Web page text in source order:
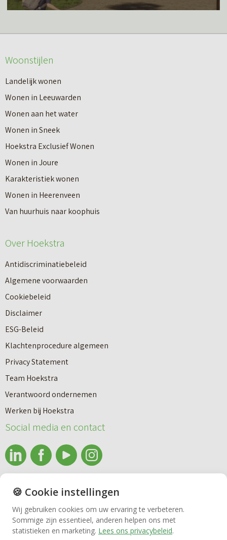
Nieuwbouw
Huren
Bedrijfsmakelaardij
Vastgoedbeheer
o
e
r
I
n
8
s
t
a
p
p
n
n
a
a
r
e
e
n
n
i
e
u
o
w
s
e
o
v
e
r
V
a
n
n
e
u
Woonstijlen
Landelijk wonen
Wonen in Leeuwarden
Wonen aan het water
Wonen in Sneek
Hoekstra Exclusief Wonen
Wonen in Joure
Karakteristiek wonen
Wonen in Heerenveen
Van huurhuis naar koophuis
Over Hoekstra
Antidiscriminatiebeleid
Algemene voorwaarden
Cookiebeleid
Disclaimer
ESG-Beleid
Klachtenprocedure algemeen
Privacy Statement
Team Hoekstra
Verantwoord ondernemen
Werken bij Hoekstra
Social media en contact
info@makelaardijhoekstra.nl
Alle contactgegevens
Bekijk de laatste nieuwsbrief van Makelaardij Hoekstra
Inschrijven nieuwsbrief Makelaardij Hoekstra
🍪 Cookie instellingen
Wij gebruiken cookies om uw ervaring te verbeteren.
Sommige zijn essentieel, anderen helpen ons met
statistieken en marketing. Lees ons privacybeleid.